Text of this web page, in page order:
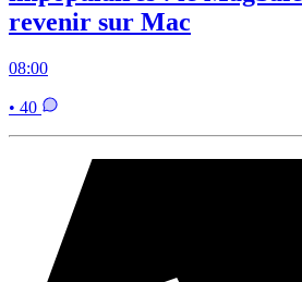
revenir sur Mac
08:00
• 40